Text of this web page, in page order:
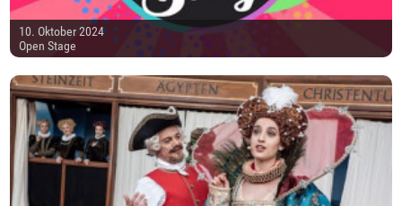
10. Oktober 2024
Open Stage